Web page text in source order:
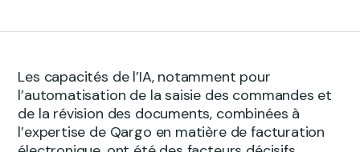
Les capacités de l’IA, notamment pour
l’automatisation de la saisie des commandes et
de la révision des documents, combinées à
l’expertise de Qargo en matière de facturation